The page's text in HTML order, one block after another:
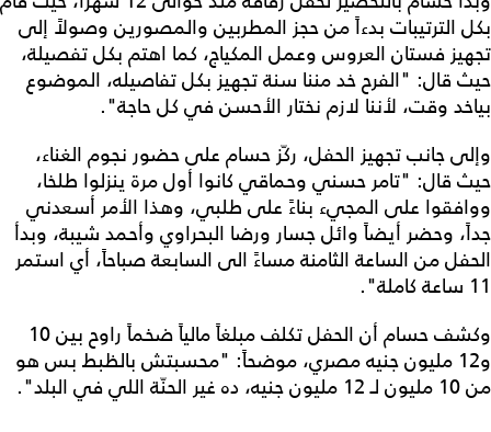
بكل الترتيبات بدءاً من حجز المطربين والمصورين وصولاً إلى
تجهيز فستان العروس وعمل المكياج، كما اهتم بكل تفصيلة،
حيث قال: "الفرح خد مننا سنة تجهيز بكل تفاصيله، الموضوع
بياخد وقت، لأننا لازم نختار الأحسن في كل حاجة".
وإلى جانب تجهيز الحفل، ركّز حسام على حضور نجوم الغناء،
حيث قال: "تامر حسني وحماقي كانوا أول مرة ينزلوا طلخا،
ووافقوا على المجيء بناءً على طلبي، وهذا الأمر أسعدني
جداً، وحضر أيضاً وائل جسار ورضا البحراوي وأحمد شيبة، وبدأ
الحفل من الساعة الثامنة مساءً الى السابعة صباحاً، أي استمر
11 ساعة كاملة".
وكشف حسام أن الحفل تكلف مبلغاً مالياً ضخماً راوح بين 10
و12 مليون جنيه مصري، موضحاً: "محسبتش بالظبط بس هو
من 10 مليون لـ 12 مليون جنيه، ده غير الحنّة اللي في البلد".